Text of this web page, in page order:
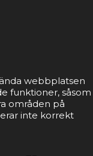
webbplatsen
funktioner, såsom
områden på
inte korrekt